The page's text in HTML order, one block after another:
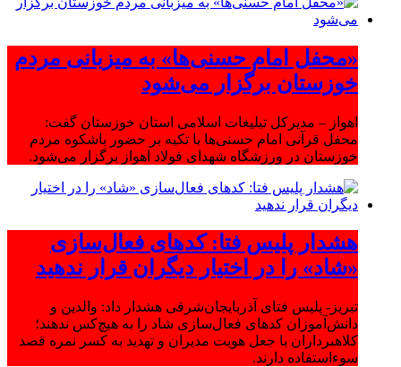
«محفل امام حسنی‌ها» به میزبانی مردم
خوزستان برگزار می‌شود
اهواز – مدیرکل تبلیغات اسلامی استان خوزستان گفت:
محفل قرآنی امام حسنی‌ها با تکیه بر حضور باشکوه مردم
خوزستان در ورزشگاه شهدای فولاد اهواز برگزار می‌شود.
هشدار پلیس فتا: کدهای فعال‌سازی
«شاد» را در اختیار دیگران قرار ندهید
تبریز- پلیس فتای آذربایجان‌شرقی هشدار داد: والدین و
دانش‌آموزان کدهای فعال‌سازی شاد را به هیچ‌کس ندهند؛
کلاهبرداران با جعل هویت مدیران و تهدید به کسر نمره قصد
سوءاستفاده دارند.